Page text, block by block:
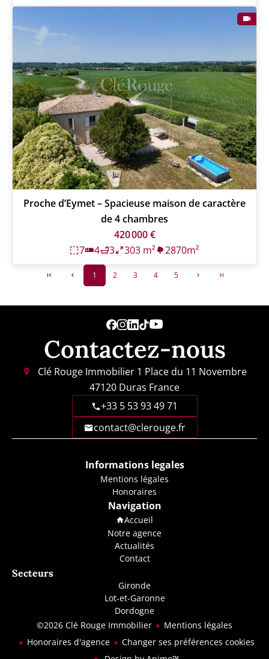
Proche d’Eymet – Spacieuse maison de caractère
de 4 chambres
420 000 €
7
4 3 303 m² 2870m²
1 2 3 4 5
Contactez-nous
Clé Rouge Immobilier 1 Place du 11 Novembre
47120 Duras France
+33 5 53 93 49 71
contact@clerouge.fr
Informations legales
Mentions légales
Honoraires
Navigation
Accueil
Notre agence
Actualités
Contact
Secteurs
Gironde
Lot-et-Garonne
Dordogne
©2026 Clé Rouge Immobilier
Mentions légales
Honoraires d'agence
Changer ses préférences cookies